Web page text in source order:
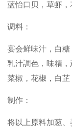
蓝怡口贝，草虾，
调料：
宴会鲜味汁，白
乳汁調色，味精，
菜椒，花椒，白芷
制作：
将以上原料加葱